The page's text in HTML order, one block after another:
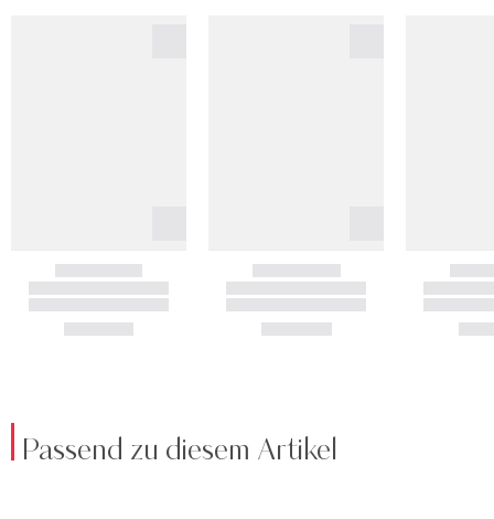
Passend zu diesem Artikel